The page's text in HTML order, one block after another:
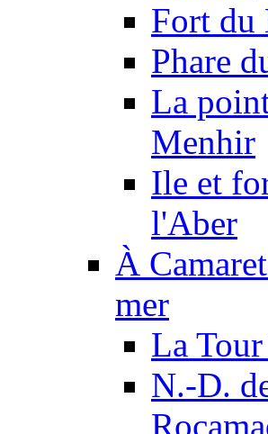
Fort du
Phare
La
Menhir
Ile et
l'Aber
À
mer
La
N.-D.